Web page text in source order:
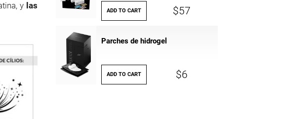
y las
ADD TO CART $57
Parches de hidrogel
ADD TO CART $6